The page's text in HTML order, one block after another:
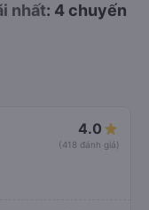
nhất: 4 chuyến
4.0
(418 đánh giá)